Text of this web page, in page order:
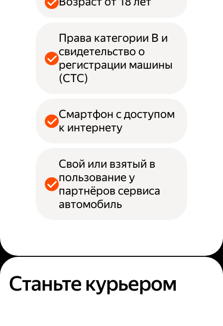
Права категории B и
свидетельство о
регистрации машины
(СТС)
Смартфон с доступом
к интернету
Свой или взятый в
пользование у
партнёров сервиса
автомобиль
Станьте курьером